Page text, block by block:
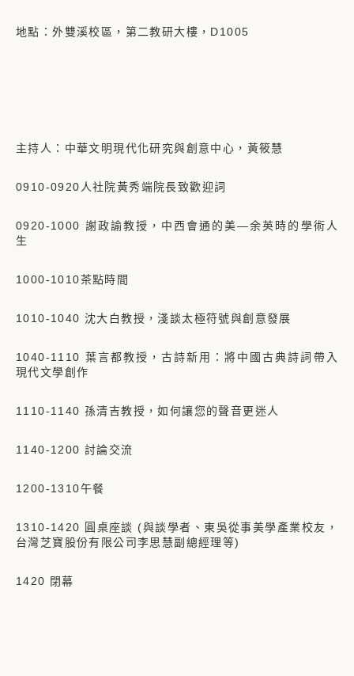
地點：外雙溪校區，第二教研大樓，D1005
主持人：中華文明現代化研究與創意中心，黃筱慧
0910-0920人社院黃秀端院長致歡迎詞
0920-1000 謝政諭教授，中西會通的美—余英時的學術人
生
1000-1010茶點時間
1010-1040 沈大白教授，淺談太極符號與創意發展
1040-1110 葉言都教授，古詩新用：將中國古典詩詞帶入
現代文學創作
1110-1140 孫清吉教授，如何讓您的聲音更迷人
1140-1200 討論交流
1200-1310午餐
1310-1420 圓桌座談 (與談學者、東吳從事美學產業校友，
台灣芝寶股份有限公司李思慧副總經理等)
1420 閉幕